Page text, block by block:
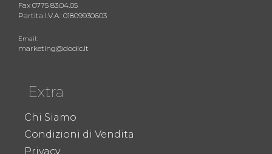
Fax 0775 83.04.05
Partita I.V.A.: 01809930603
Email:
marketing@dodic.it
Extra
Chi Siamo
Condizioni di Vendita
Privacy